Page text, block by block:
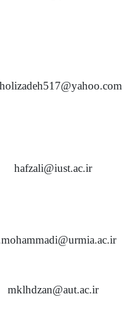
hafzali@iust.ac.ir
mklhdzan@aut.ac.ir